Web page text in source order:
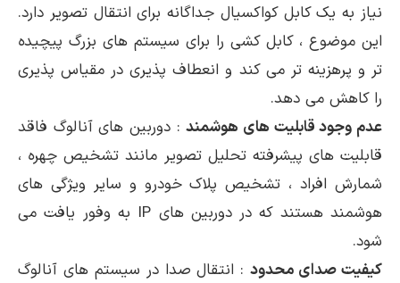
نیاز به یک کابل کواکسیال جداگانه برای انتقال تصویر دارد.
این موضوع ، کابل کشی را برای سیستم های بزرگ پیچیده
تر و پرهزینه تر می کند و انعطاف پذیری در مقیاس پذیری
را کاهش می دهد.
عدم وجود قابلیت های هوشمند: دوربین های آنالوگ فاقد
قابلیت های پیشرفته تحلیل تصویر مانند تشخیص چهره ،
شمارش افراد ، تشخیص پلاک خودرو و سایر ویژگی های
هوشمند هستند که در دوربین های IP به وفور یافت می
شود.
کیفیت صدای محدود: انتقال صدا در سیستم های آنالوگ